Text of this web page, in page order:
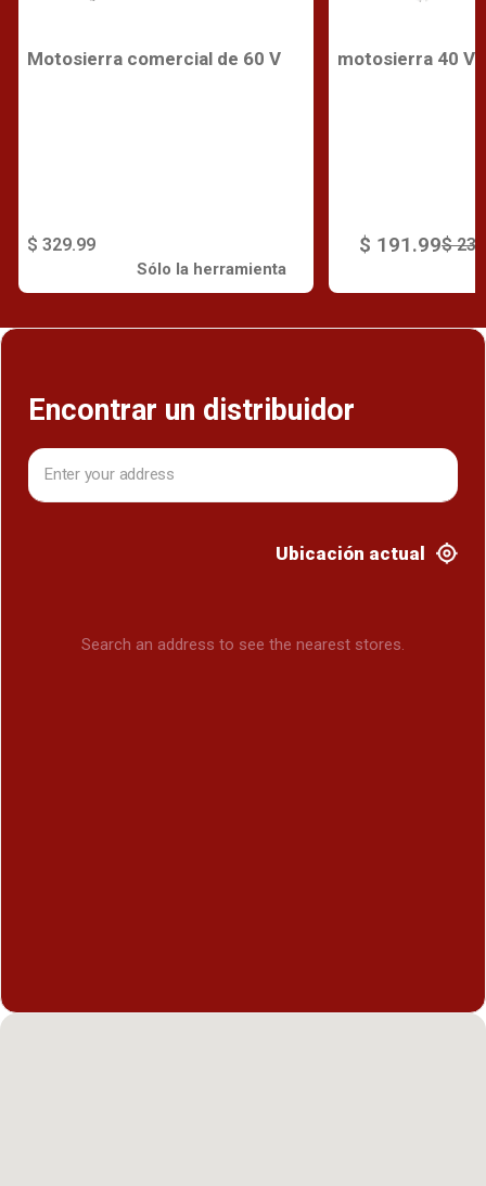
Motosierra comercial de 60 V
$ 329.99
Sólo la herramienta
motosierra 40 V
$
$ 191.99
Encontrar un distribuidor
Ubicación actual
Search an address to see the nearest stores.